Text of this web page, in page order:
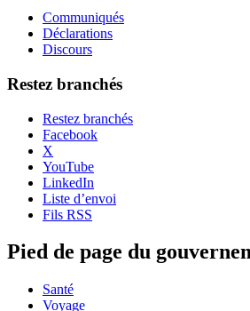
Communiqués
Déclarations
Discours
Restez branchés
Restez branchés
Facebook
X
YouTube
LinkedIn
Liste d’envoi
Fils RSS
Pied de page du
Santé
Voyage